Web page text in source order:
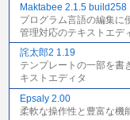
Maktabee 2.1.5 build258
プログラム言語の編集に
管理対応のテキストエデ
詫太郎2 1.19
テンプレートの一部を書
キストエディタ
Epsaly 2.00
柔軟な操作性と豊富な機